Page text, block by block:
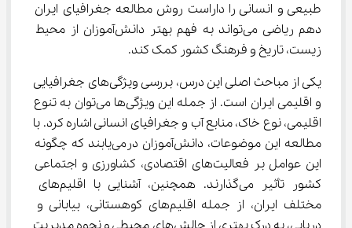
طبیعی و انسانی را داراست روش مطالعه جغرافیای ایران
دهم ریاضی می‌تواند به فهم بهتر دانش‌آموزان از محیط
زیست، تاریخ و فرهنگ کشور کمک کند.
یکی از مباحث اصلی این درس، بررسی ویژگی‌های جغرافیایی
و اقلیمی ایران است. از جمله این ویژگی‌ها می‌توان به تنوع
اقلیمی، نوع خاک، منابع آب و جغرافیای انسانی اشاره کرد. با
مطالعه این موضوعات، دانش‌آموزان درمی‌یابند که چگونه
این عوامل بر فعالیت‌های اقتصادی، کشاورزی و اجتماعی
کشور تأثیر می‌گذارند. همچنین، آشنایی با اقلیم‌های
مختلف ایران، از جمله اقلیم‌های کوهستانی، بیابانی و